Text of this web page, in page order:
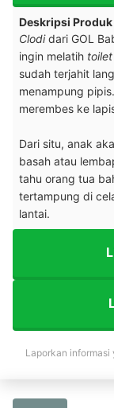
Deskripsi Produk
Clodidari GOL
ingin melatih
sudah terjahit
menampung
merembes ke
Dari situ, anak
basah atau
tahu orang tua
tertampung di
lantai.
Laporkan